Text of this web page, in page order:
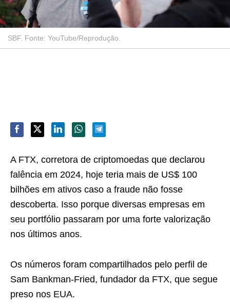
SBF. Fonte: YouTube/Reprodução.
A FTX, corretora de criptomoedas que declarou
falência em 2024, hoje teria mais de US$ 100
bilhões em ativos caso a fraude não fosse
descoberta. Isso porque diversas empresas em
seu portfólio passaram por uma forte valorização
nos últimos anos.
Os números foram compartilhados pelo perfil de
Sam Bankman-Fried, fundador da FTX, que segue
preso nos EUA.